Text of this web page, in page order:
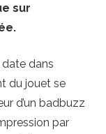
sur
dans
du jouet se
d’un badbuzz
par